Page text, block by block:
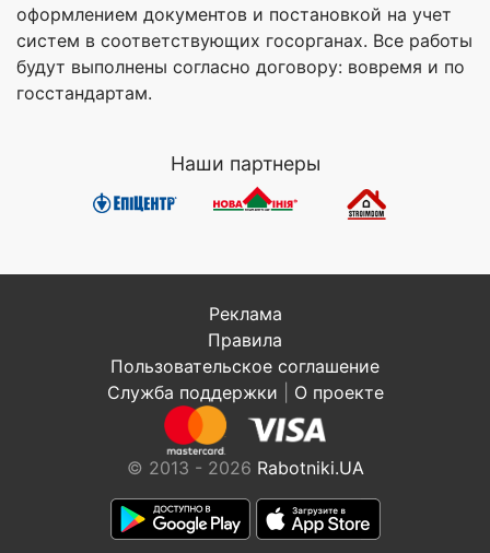
оформлением документов и постановкой на учет
систем в соответствующих госорганах. Все работы
будут выполнены согласно договору: вовремя и по
госстандартам.
Наши партнеры
Реклама
Правила
Пользовательское соглашение
Служба поддержки
О проекте
© 2013 - 2026 Rabotniki.UA